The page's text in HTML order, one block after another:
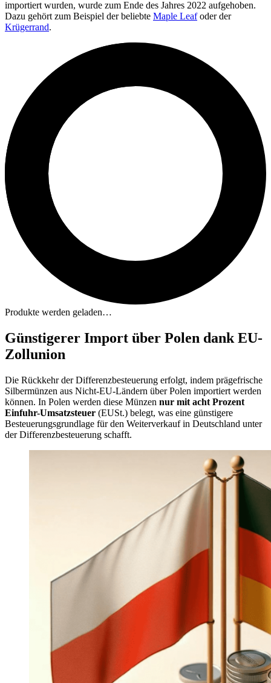
importiert wurden, wurde zum Ende des Jahres 2022 aufgehoben.
Dazu gehört zum Beispiel der beliebte Maple Leafoder der
Krügerrand.
Produkte werden geladen…
Günstigerer Import über Polen dank EU-
Zollunion
Die Rückkehr der Differenzbesteuerung erfolgt, indem prägefrische
Silbermünzen aus Nicht-EU-Ländern über Polen importiert werden
können. In Polen werden diese Münzen nur mit acht Prozent
Einfuhr-Umsatzsteuer (EUSt.) belegt, was eine günstigere
Besteuerungsgrundlage für den Weiterverkauf in Deutschland unter
der Differenzbesteuerung schafft.